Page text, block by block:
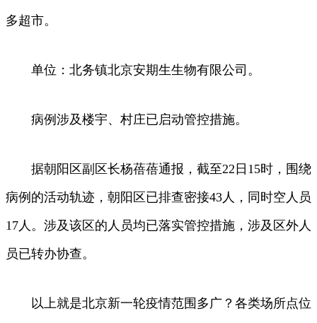
多超市。
单位：北务镇北京安期生生物有限公司。
病例涉及楼宇、村庄已启动管控措施。
据朝阳区副区长杨蓓蓓通报，截至22日15时，围绕
病例的活动轨迹，朝阳区已排查密接43人，同时空人员
17人。涉及该区的人员均已落实管控措施，涉及区外人
员已转办协查。
以上就是北京新一轮疫情范围多广？各类场所点位